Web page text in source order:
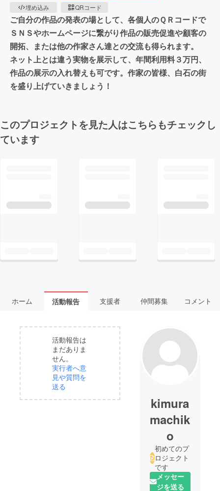
埋め込み
QRコード
ご自分の作品の発表の場として、各個人のＱＲコードで
ＳＮＳやホームページに繋がり作品の販売促進や顧客の
開拓、または他の作家さん達との交流も得られます。
ネット上とは違う実物を展示して、年間利用料３万円、
作品の展示の入れ替えも可です。作家の皆様、白石の街
を盛り上げていきましょう！
このプロジェクトを見た人はこちらもチェックし
ています
ホーム 活動報告 支援者 仲間募集 コメント
活動報告は
まだありま
せん。
実行者へ意
見や質問を
送る
kimura
machik
o
初めてのプ
ロジェクト
です
メッセー
ジを送る